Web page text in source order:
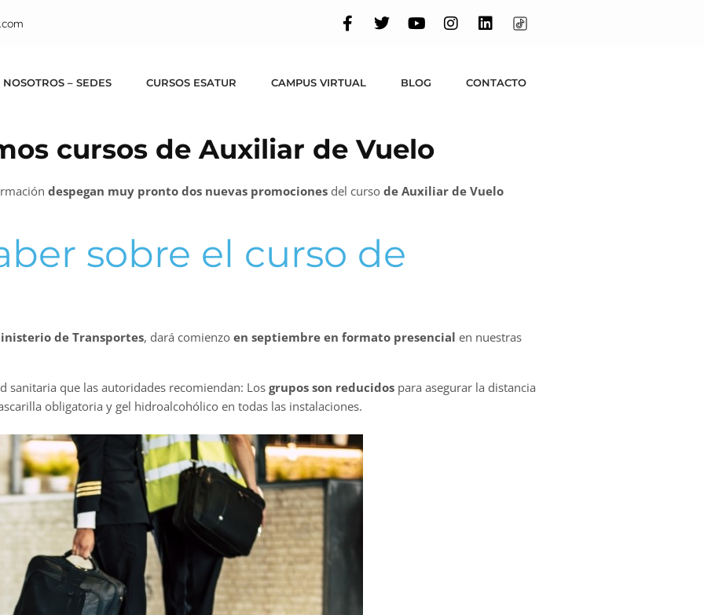
– SEDES CURSOS ESATUR CAMPUS VIRTUAL BLOG CONTACTO
cursos de Auxiliar de Vuelo
despegan muy pronto dos nuevas promociones del curso de Auxiliar de Vuelo
sobre el curso de
de Transportes, dará comienzo en septiembre en formato presencial en nuestras
sanitaria que las autoridades recomiendan: Los grupos son reducidos para asegurar la distancia
obligatoria y gel hidroalcohólico en todas las instalaciones.